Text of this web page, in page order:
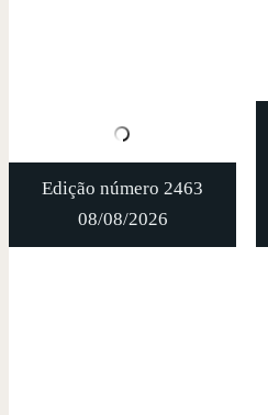
Edição número 2463
08/08/2026